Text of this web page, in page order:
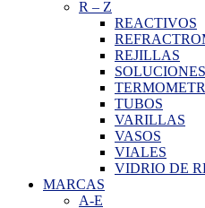
R – Z
REACTIVOS
REJILLAS
TUBOS
VARILLAS
VASOS
VIALES
VIDRIO DE
MARCAS
A-E